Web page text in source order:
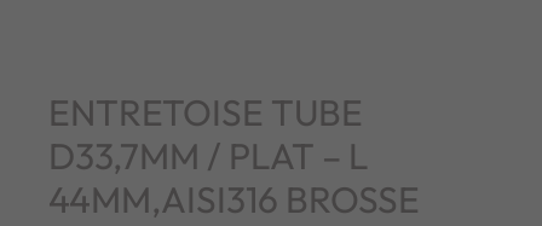
ENTRETOISE TUBE
D33,7MM / PLAT – L
44MM,AISI316 BROSSE